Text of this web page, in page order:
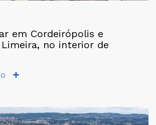
em Cordeirópolis e
no interior de